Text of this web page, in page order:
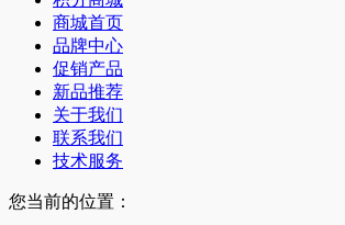
商城首页
品牌中心
促销产品
新品推荐
关于我们
联系我们
技术服务
您当前的位置：